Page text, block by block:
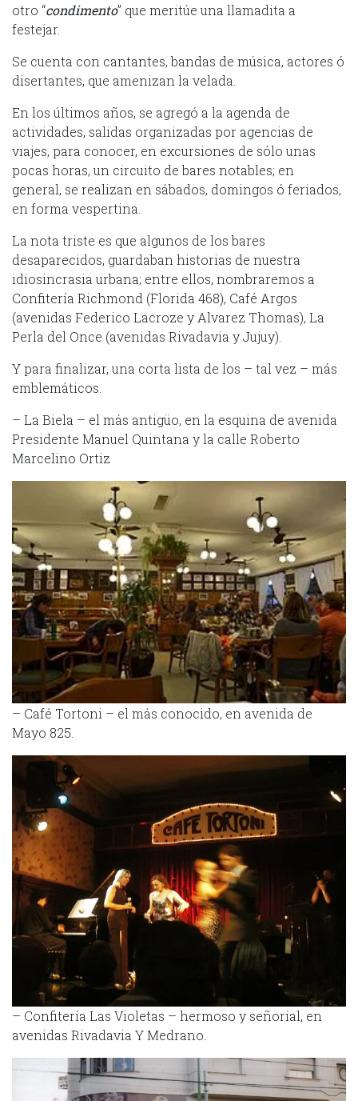
otro “condimento” que meritúe una llamadita a
festejar.
Se cuenta con cantantes, bandas de música, actores ó
disertantes, que amenizan la velada.
En los últimos años, se agregó a la agenda de
actividades, salidas organizadas por agencias de
viajes, para conocer, en excursiones de sólo unas
pocas horas, un circuito de bares notables; en
general, se realizan en sábados, domingos ó feriados,
en forma vespertina.
La nota triste es que algunos de los bares
desaparecidos, guardaban historias de nuestra
idiosincrasia urbana; entre ellos, nombraremos a
Confitería Richmond (Florida 468), Café Argos
(avenidas Federico Lacroze y Alvarez Thomas), La
Perla del Once (avenidas Rivadavia y Jujuy).
Y para finalizar, una corta lista de los – tal vez – más
emblemáticos.
– La Biela – el más antigüo, en la esquina de avenida
Presidente Manuel Quintana y la calle Roberto
Marcelino Ortiz
– Café Tortoni – el más conocido, en avenida de
Mayo 825.
– Confitería Las Violetas – hermoso y señorial, en
avenidas Rivadavia Y Medrano.